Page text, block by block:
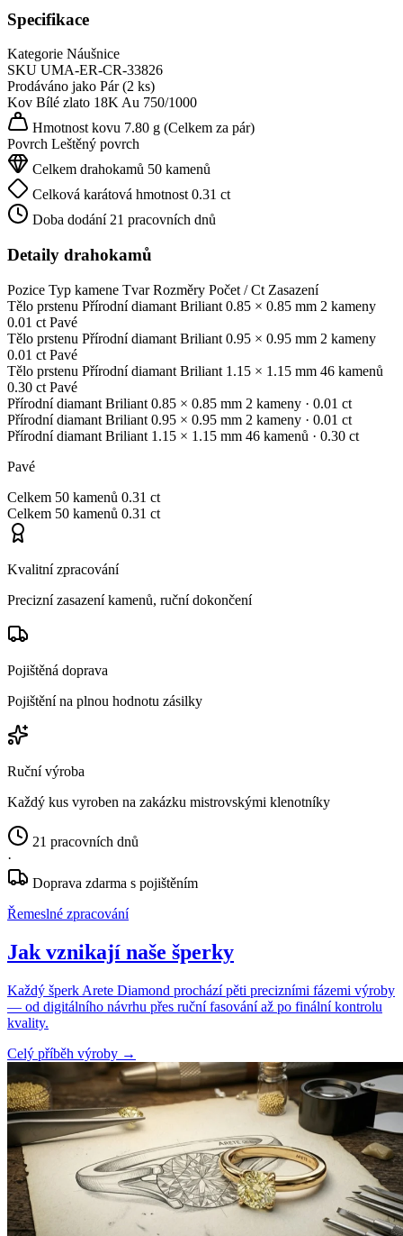
Specifikace
Kategorie Náušnice
SKU UMA-ER-CR-33826
Prodáváno jako Pár (2 ks)
Kov Bílé zlato 18KAu 750/1000
Hmotnost kovu 7.80 g (Celkem za pár)
Povrch Leštěný povrch
Celkem drahokamů 50 kamenů
Celková karátová hmotnost 0.31 ct
Doba dodání 21 pracovních dnů
Detaily drahokamů
Pozice Typ kamene Tvar Rozměry Počet / Ct Zasazení
Tělo prstenu Přírodní diamant Briliant 0.85 × 0.85 mm 2 kameny
0.01 ct Pavé
Tělo prstenu Přírodní diamant Briliant 0.95 × 0.95 mm 2 kameny
0.01 ct Pavé
Tělo prstenu Přírodní diamant Briliant 1.15 × 1.15 mm 46 kamenů
0.30 ct Pavé
Přírodní diamant Briliant 0.85 × 0.85 mm 2 kameny · 0.01 ct
Přírodní diamant Briliant 0.95 × 0.95 mm 2 kameny · 0.01 ct
Přírodní diamant Briliant 1.15 × 1.15 mm 46 kamenů · 0.30 ct
Pavé
Celkem 50 kamenů 0.31 ct
Celkem 50 kamenů 0.31 ct
Kvalitní zpracování
Precizní zasazení kamenů, ruční dokončení
Pojištěná doprava
Pojištění na plnou hodnotu zásilky
Ruční výroba
Každý kus vyroben na zakázku mistrovskými klenotníky
21 pracovních dnů
·
Doprava zdarma s pojištěním
Řemeslné zpracování
Jak vznikají naše šperky
Každý šperk Arete Diamond prochází pěti precizními fázemi výroby
— od digitálního návrhu přes ruční fasování až po finální kontrolu
kvality.
Celý příběh výroby →